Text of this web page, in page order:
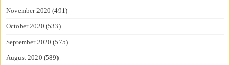
November 2020 (491)
October 2020 (533)
September 2020 (575)
August 2020 (589)